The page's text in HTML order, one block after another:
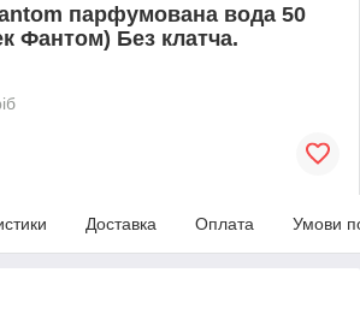
парфумована вода 50
Фантом) Без клатча.
Доставка Оплата Умови